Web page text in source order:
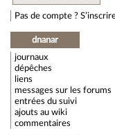
Pas de compte ?
dnanar
journaux
dépêches
liens
messages sur les forums
entrées du suivi
ajouts au wiki
commentaires